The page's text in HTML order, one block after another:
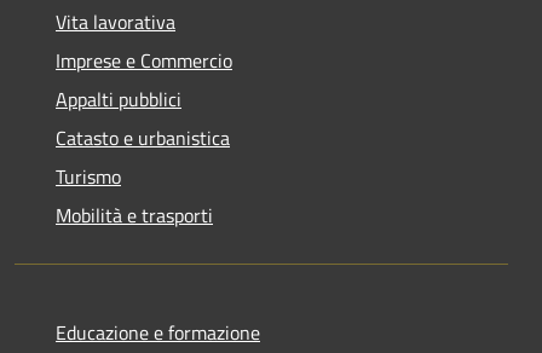
Vita lavorativa
Imprese e Commercio
Appalti pubblici
Catasto e urbanistica
Turismo
Mobilità e trasporti
Educazione e formazione